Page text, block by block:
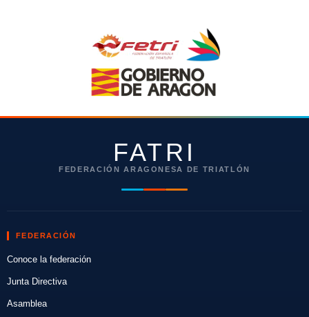
FATRI
FEDERACIÓN ARAGONESA DE TRIATLÓN
FEDERACIÓN
Conoce la federación
Junta Directiva
Asamblea